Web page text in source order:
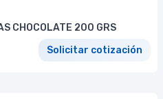
CHOCOLATE 200 GRS
Solicitar cotización